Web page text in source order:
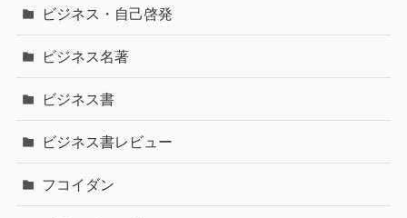
ビジネス・自己啓発
ビジネス名著
ビジネス書
ビジネス書レビュー
フコイダン